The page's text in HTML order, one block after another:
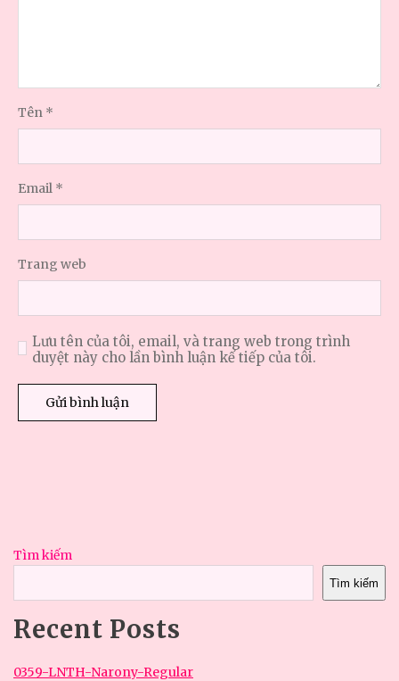
Tên *
Email *
Trang web
Lưu tên của tôi, email, và trang web trong trình
duyệt này cho lần bình luận kế tiếp của tôi.
Tìm kiếm
Tìm kiếm
Recent Posts
0359-LNTH-Narony-Regular